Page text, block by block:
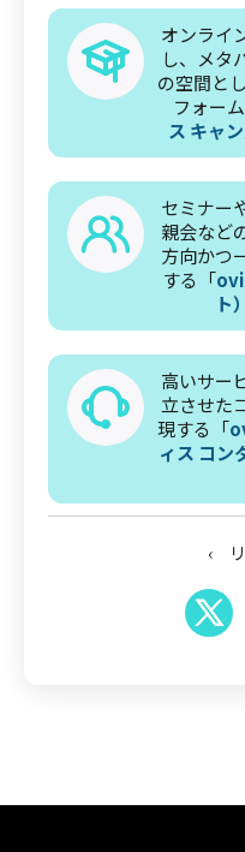
オンライ
し、メタ
の空間と
フォー
ス キャン
セミナー
親会など
方向かつ
する「
ト）
高いサー
立させた
現する「
ィス コン
‹